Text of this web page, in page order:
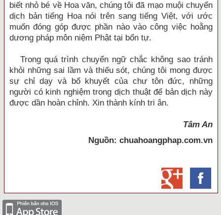
biết nhỏ bé về Hoa văn, chúng tôi đã mạo muội chuyển
dịch bản tiếng Hoa nói trên sang tiếng Việt, với ước
muốn đóng góp được phần nào vào công việc hoằng
dương pháp môn niệm Phật tại bổn tự.
Trong quá trình chuyển ngữ chắc không sao tránh
khỏi những sai lầm và thiếu sót, chúng tôi mong được
sự chỉ dạy và bổ khuyết của chư tôn đức, những
người có kinh nghiệm trong dịch thuật để bản dịch này
được dần hoàn chỉnh. Xin thành kính tri ân.
Tâm An
Nguồn: chuahoangphap.com.vn